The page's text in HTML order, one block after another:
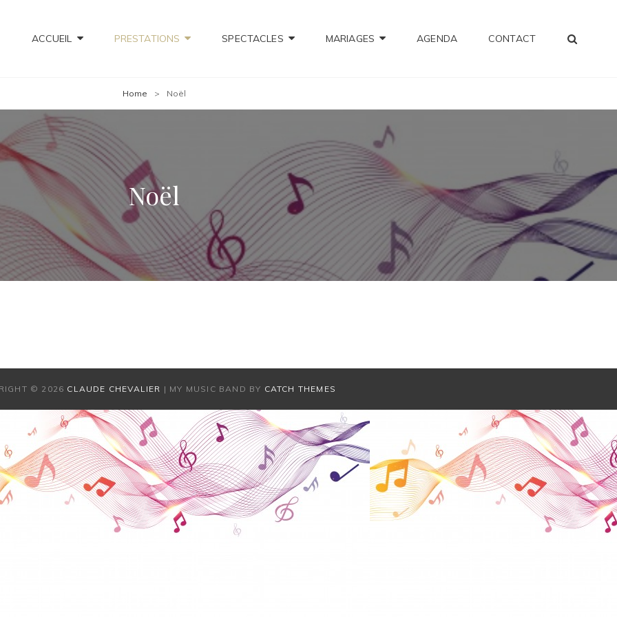
ACCUEIL PRESTATIONS SPECTACLES MARIAGES AGENDA CONTACT
Home > Noël
Noël
© 2026 CLAUDE CHEVALIER | MY MUSIC BAND BY CATCH THEMES